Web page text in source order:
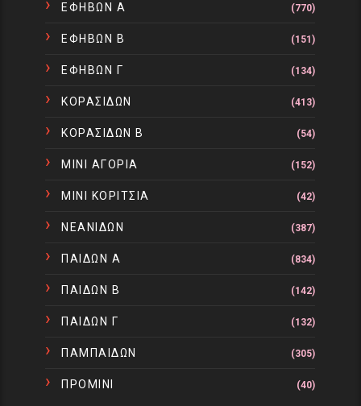
ΕΦΗΒΩΝ Α (770)
ΕΦΗΒΩΝ Β (151)
ΕΦΗΒΩΝ Γ (134)
ΚΟΡΑΣΙΔΩΝ (413)
ΚΟΡΑΣΙΔΩΝ Β (54)
ΜΙΝΙ ΑΓΟΡΙΑ (152)
ΜΙΝΙ ΚΟΡΙΤΣΙΑ (42)
ΝΕΑΝΙΔΩΝ (387)
ΠΑΙΔΩΝ Α (834)
ΠΑΙΔΩΝ Β (142)
ΠΑΙΔΩΝ Γ (132)
ΠΑΜΠΑΙΔΩΝ (305)
ΠΡΟΜΙΝΙ (40)